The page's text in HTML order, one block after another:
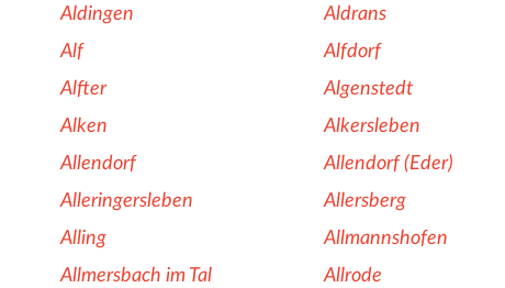
Aldingen Aldrans
Alf Alfdorf
Alfter Algenstedt
Alken Alkersleben
Allendorf Allendorf (Eder)
Alleringersleben Allersberg
Alling Allmannshofen
Allmersbach im Tal Allrode